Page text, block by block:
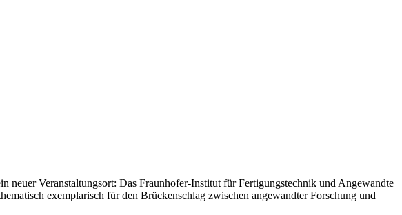
neuer Veranstaltungsort: Das Fraunhofer-Institut für Fertigungstechnik und Angewandte
exemplarisch für den Brückenschlag zwischen angewandter Forschung und